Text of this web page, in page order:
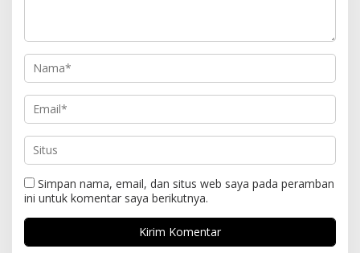
Simpan nama, email, dan situs web saya pada peramban
ini untuk komentar saya berikutnya.